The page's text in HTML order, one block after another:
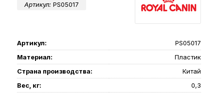
Артикул: PS05017
Артикул:
PS05017
Материал:
Пластик
Страна производства:
Китай
Вес, кг:
0,3